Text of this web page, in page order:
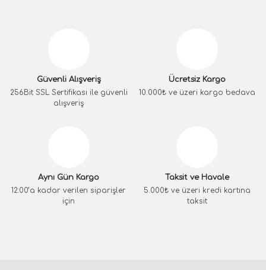
Güvenli Alışveriş
256Bit SSL Sertifikası ile güvenli
alışveriş
Ücretsiz Kargo
10.000₺ ve üzeri kargo bedava
Aynı Gün Kargo
12:00’a kadar verilen siparişler
için
Taksit ve Havale
5.000₺ ve üzeri kredi kartına
taksit